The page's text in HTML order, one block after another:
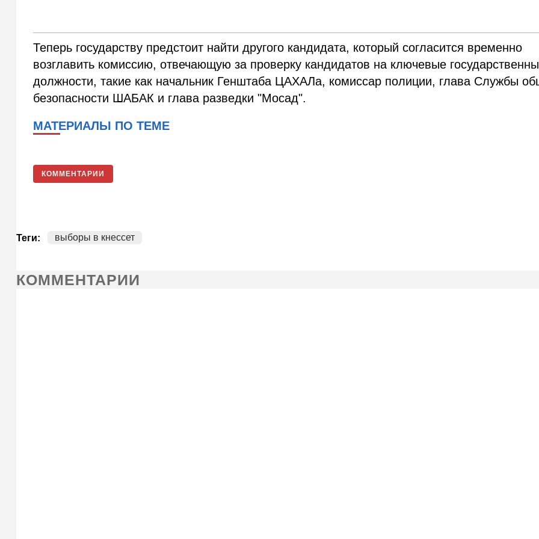
Теперь государству предстоит найти другого кандидата, который согласится временно
возглавить комиссию, отвечающую за проверку кандидатов на ключевые
должности, такие как начальник Генштаба ЦАХАЛа, комиссар полиции, глава Службы
безопасности ШАБАК и глава разведки "Мосад".
МАТЕРИАЛЫ ПО ТЕМЕ
КОММЕНТАРИИ
Теги: выборы в кнессет
КОММЕНТАРИИ